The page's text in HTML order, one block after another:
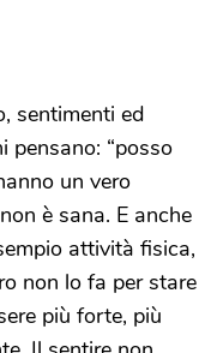
sentimenti ed
pensano: “posso
un vero
è sana. E anche
attività fisica,
non lo fa per stare
più forte, più